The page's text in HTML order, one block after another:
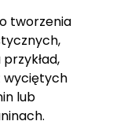
tworzenia
wyciętych
lub